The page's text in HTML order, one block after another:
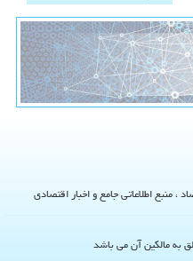
، منبع اطلاعاتی جامع و اخبار اقتصادی